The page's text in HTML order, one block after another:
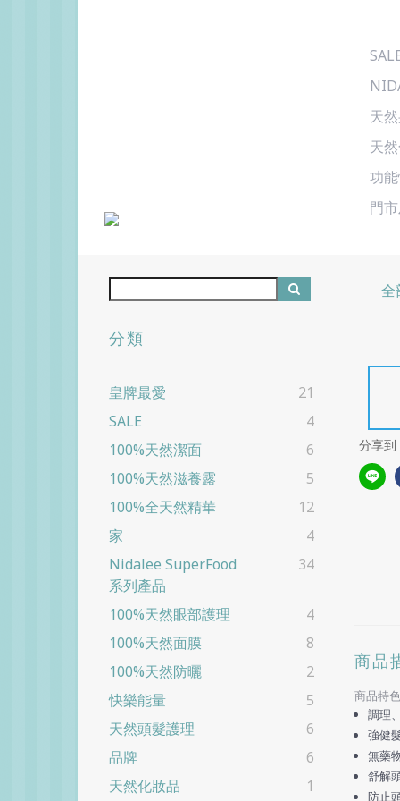
天
天
功
門
分類
皇牌最愛
21
SALE
4
100%天然潔面
6
100%天然滋養露
5
100%全天然精華
12
家
4
Nidalee SuperFood
系列產品
34
100%天然眼部護理
4
100%天然面膜
8
100%天然防曬
2
快樂能量
5
天然頭髮護理
6
品牌
6
天然化妝品
1
全
分享到
商品
商品特色
調理
強健
無藥
舒解
防止